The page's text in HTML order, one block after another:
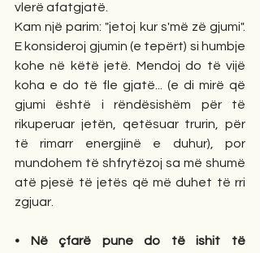
vlerë afatgjatë.
Kam një parim: "jetoj kur s'më zë gjumi".
E konsideroj gjumin (e tepërt) si humbje
kohe në këtë jetë. Mendoj do të vijë
koha e do të fle gjatë... (e di mirë që
gjumi është i rëndësishëm për të
rikuperuar jetën, qetësuar trurin, për
të rimarr energjinë e duhur), por
mundohem të shfrytëzoj sa më shumë
atë pjesë të jetës që më duhet të rri
zgjuar.
• Në çfarë pune do të ishit të